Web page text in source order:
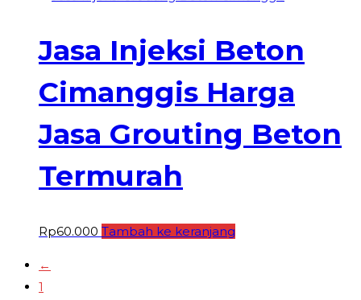
Jasa Injeksi Beton
Cimanggis Harga
Jasa Grouting Beton
Termurah
Rp60.000 Tambah ke keranjang
←
1